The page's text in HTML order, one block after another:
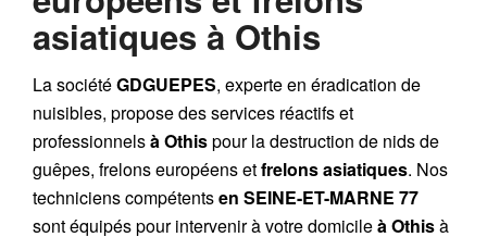
asiatiques à Othis
La sociétéGDGUEPES, experte en éradication de
nuisibles, propose des services réactifs et
professionnelsà Othispour la destruction de nids de
guêpes, frelons européensetfrelons asiatiques. Nos
techniciens compétentsen SEINE-ET-MARNE 77
sont équipés pour intervenir à votre domicileà Othisà